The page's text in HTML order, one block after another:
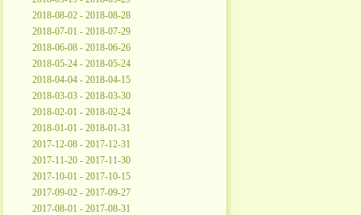
2018-08-02 - 2018-08-28
2018-07-01 - 2018-07-29
2018-06-08 - 2018-06-26
2018-05-24 - 2018-05-24
2018-04-04 - 2018-04-15
2018-03-03 - 2018-03-30
2018-02-01 - 2018-02-24
2018-01-01 - 2018-01-31
2017-12-08 - 2017-12-31
2017-11-20 - 2017-11-30
2017-10-01 - 2017-10-15
2017-09-02 - 2017-09-27
2017-08-01 - 2017-08-31